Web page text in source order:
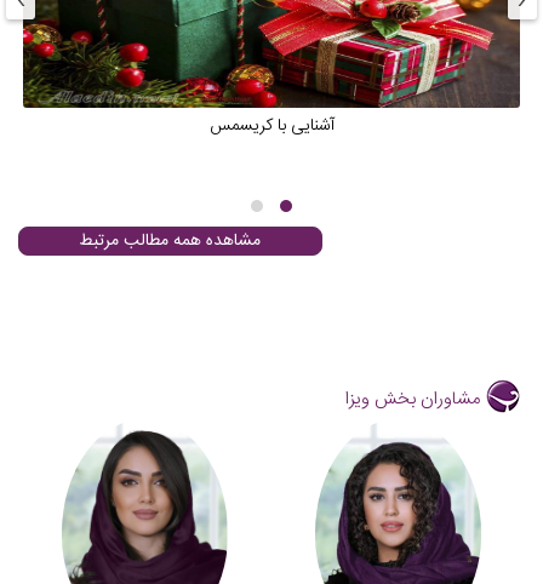
آشنایی با کریسمس
مشاهده همه مطالب مرتبط
مشاوران بخش ویزا